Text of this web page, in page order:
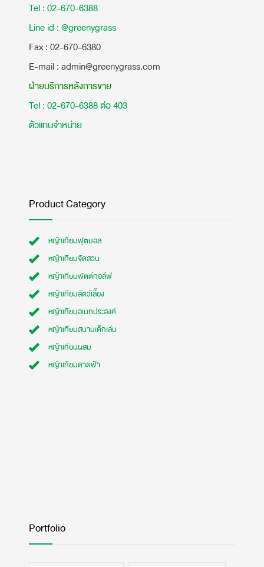
Tel : 02-670-6388
Line id : @greenygrass
​Fax : 02-670-6380
E-mail : admin@greenygrass.com
ฝ่ายบริการหลังการขาย
Tel : 02-670-6388 ต่อ 403
ตัวแทนจำหน่าย
Product Category
หญ้าเทียมฟุตบอล
หญ้าเทียมจัดสวน
หญ้าเทียมพัตต์กอล์ฟ
หญ้าเทียมสัตว์เลี้ยง
หญ้าเทียมอเนกประสงค์
หญ้าเทียมสนามเด็กเล่น
หญ้าเทียมผสม
หญ้าเทียมดาดฟ้า
Portfolio